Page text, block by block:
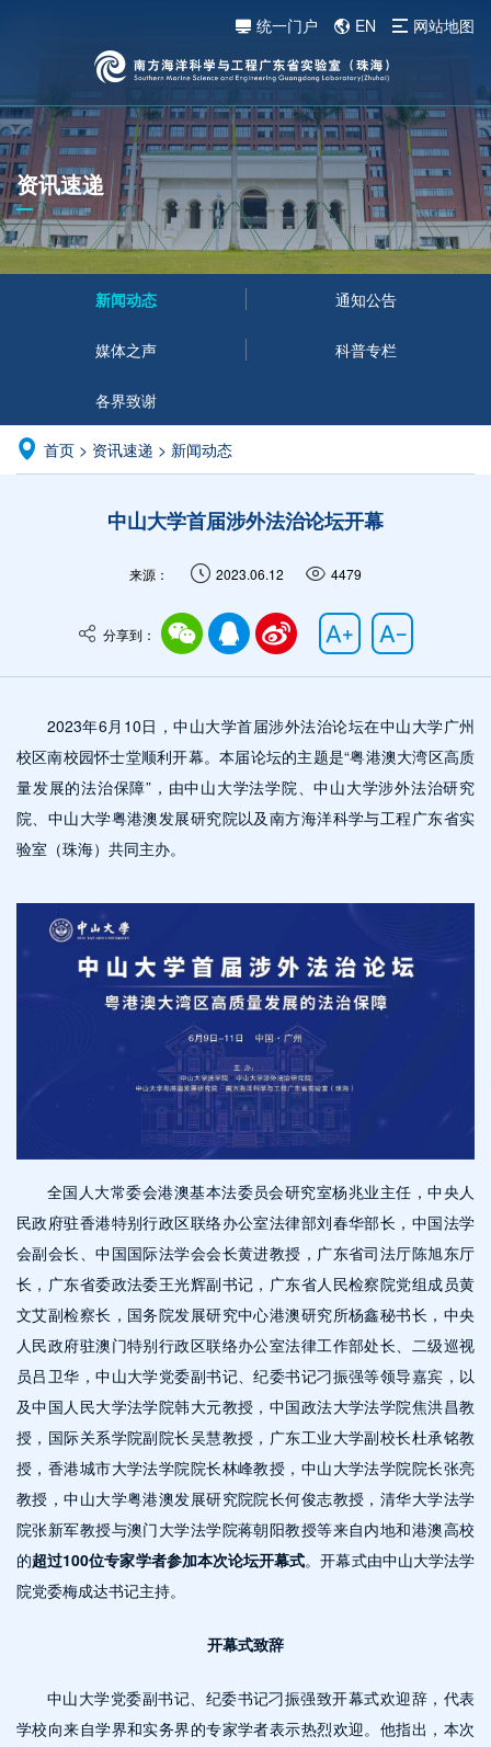
统一门户 EN 网站地图
资讯速递
新闻动态 通知公告
媒体之声 科普专栏
各界致谢
首页 > 资讯速递 > 新闻动态
中山大学首届涉外法治论坛开幕
来源： 2023.06.12 4479
分享到：
2023年6月10日，中山大学首届涉外法治论坛在中山大学广州
校区南校园怀士堂顺利开幕。本届论坛的主题是“粤港澳大湾区高质
量发展的法治保障”，由中山大学法学院、中山大学涉外法治研究
院、中山大学粤港澳发展研究院以及南方海洋科学与工程广东省实
验室（珠海）共同主办。
全国人大常委会港澳基本法委员会研究室杨兆业主任，中央人
民政府驻香港特别行政区联络办公室法律部刘春华部长，中国法学
会副会长、中国国际法学会会长黄进教授，广东省司法厅陈旭东厅
长，广东省委政法委王光辉副书记，广东省人民检察院党组成员黄
文艾副检察长，国务院发展研究中心港澳研究所杨鑫秘书长，中央
人民政府驻澳门特别行政区联络办公室法律工作部处长、二级巡视
员吕卫华，中山大学党委副书记、纪委书记刁振强等领导嘉宾，以
及中国人民大学法学院韩大元教授，中国政法大学法学院焦洪昌教
授，国际关系学院副院长吴慧教授，广东工业大学副校长杜承铭教
授，香港城市大学法学院院长林峰教授，中山大学法学院院长张亮
教授，中山大学粤港澳发展研究院院长何俊志教授，清华大学法学
院张新军教授与澳门大学法学院蒋朝阳教授等来自内地和港澳高校
的超过100位专家学者参加本次论坛开幕式。开幕式由中山大学法学
院党委梅成达书记主持。
开幕式致辞
中山大学党委副书记、纪委书记刁振强致开幕式欢迎辞，代表
学校向来自学界和实务界的专家学者表示热烈欢迎。他指出，本次